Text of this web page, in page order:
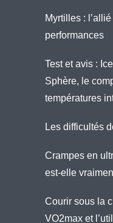
Myrtilles :
performances
Test et avis :
Sphère, le
températures
Les difficultés
Crampes en
est-elle
Courir sous la
VO2max et